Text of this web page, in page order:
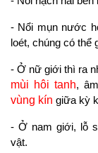
- Nổi mụn nước
loét, chúng có thể
- Ở nữ giới thì ra
mùi hôi tanh,
vùng kín giữa kỳ
- Ở nam giới, lỗ
vật.